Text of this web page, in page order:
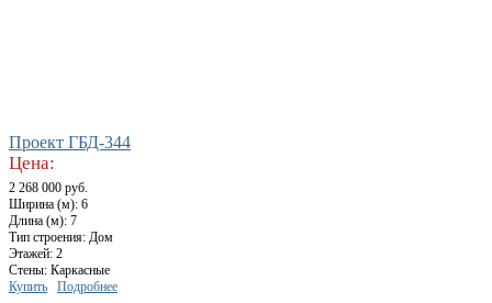
Проект ГБД-344
Цена:
2 268 000 руб.
Ширина (м): 6
Длина (м): 7
Тип строения: Дом
Этажей: 2
Стены: Каркасные
Купить
Подробнее